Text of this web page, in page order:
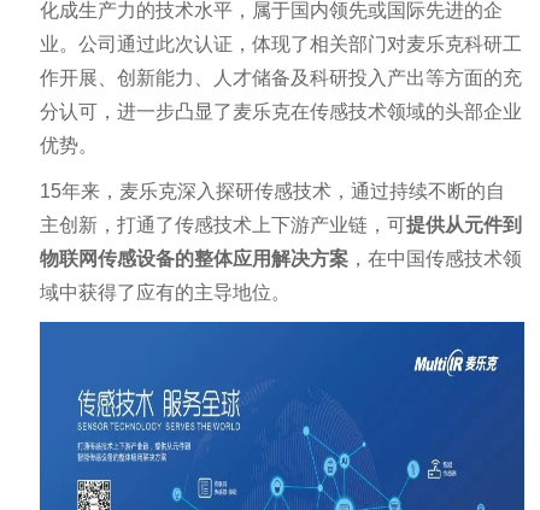
化成生产力的技术水平，属于国内领先或国际先进的企
业。公司通过此次认证，体现了相关部门对麦乐克科研工
作开展、创新能力、人才储备及科研投入产出等方面的充
分认可，进一步凸显了麦乐克在传感技术领域的头部企业
优势。
15年来，麦乐克深入探研传感技术，通过持续不断的自
主创新，打通了传感技术上下游产业链，可提供从元件到
物联网传感设备的整体应用解决方案 ，在中国传感技术领
域中获得了应有的主导地位。